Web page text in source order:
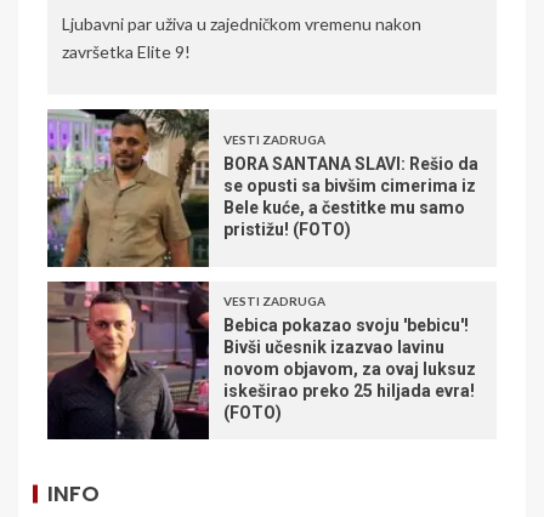
Ljubavni par uživa u zajedničkom vremenu nakon
završetka Elite 9!
VESTI ZADRUGA
BORA SANTANA SLAVI: Rešio da
se opusti sa bivšim cimerima iz
Bele kuće, a čestitke mu samo
pristižu! (FOTO)
VESTI ZADRUGA
Bebica pokazao svoju 'bebicu'!
Bivši učesnik izazvao lavinu
novom objavom, za ovaj luksuz
iskeširao preko 25 hiljada evra!
(FOTO)
INFO